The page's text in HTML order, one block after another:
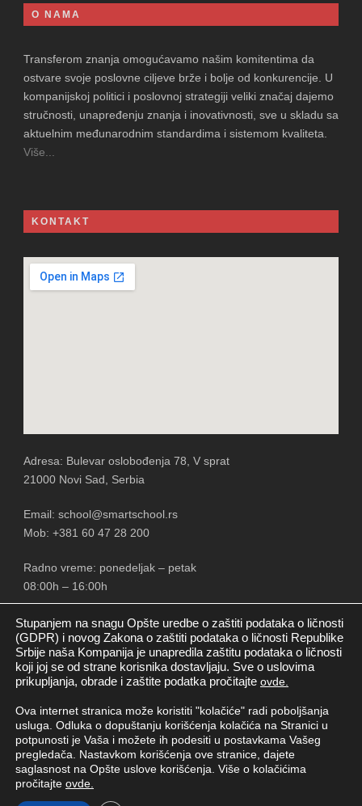
O NAMA
Transferom znanja omogućavamo našim komitentima da
ostvare svoje poslovne ciljeve brže i bolje od konkurencije. U
kompanijskoj politici i poslovnoj strategiji veliki značaj dajemo
stručnosti, unapređenju znanja i inovativnosti, sve u skladu sa
aktuelnim međunarodnim standardima i sistemom kvaliteta.
Više...
KONTAKT
Adresa: Bulevar oslobođenja 78, V sprat
21000 Novi Sad, Serbia
Email: school@smartschool.rs
Mob: +381 60 47 28 200
Radno vreme: ponedeljak – petak
08:00h – 16:00h
PRATITE NAS
Copyright © Smart School New doo
Stupanjem na snagu Opšte uredbe o zaštiti podataka o ličnosti
(GDPR) i novog Zakona o zaštiti podataka o ličnosti Republike
Srbije naša Kompanija je unapredila zaštitu podataka o ličnosti
koji joj se od strane korisnika dostavljaju. Sve o uslovima
prikupljanja, obrade i zaštite podatka pročitajte ovde.
Ova internet stranica može koristiti "kolačiće" radi poboljšanja
usluga. Odluka o dopuštanju korišćenja kolačića na Stranici u
potpunosti je Vaša i možete ih podesiti u postavkama Vašeg
pregledača. Nastavkom korišćenja ove stranice, dajete
saglasnost na Opšte uslove korišćenja. Više o kolačićima
pročitajte ovde.